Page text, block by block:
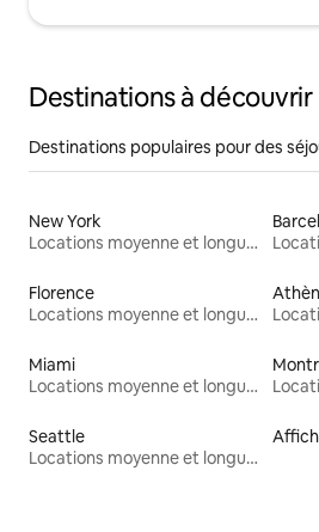
Destinations à découvrir
Destinations populaires pour des
New York
Locations moyenne et longue durée
Florence
Locations moyenne et longue durée
Miami
Locations moyenne et longue durée
Seattle
Locations moyenne et longue durée